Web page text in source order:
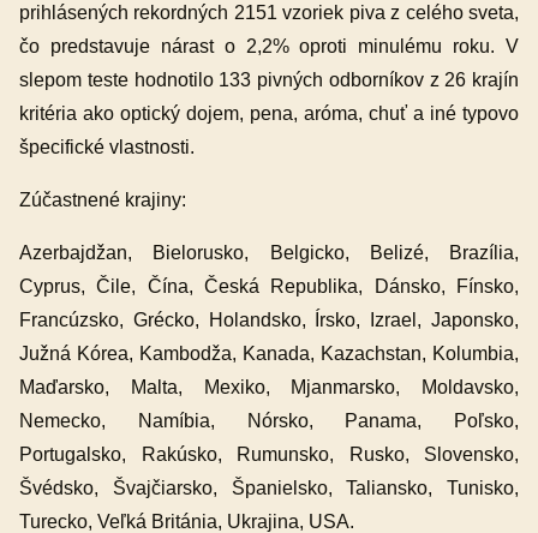
prihlásených rekordných 2151 vzoriek piva z celého sveta,
čo predstavuje nárast o 2,2% oproti minulému roku. V
slepom teste hodnotilo 133 pivných odborníkov z 26 krajín
kritéria ako optický dojem, pena, aróma, chuť a iné typovo
špecifické vlastnosti.
Zúčastnené krajiny:
Azerbajdžan, Bielorusko, Belgicko, Belizé, Brazília,
Cyprus, Čile, Čína, Česká Republika, Dánsko, Fínsko,
Francúzsko, Grécko, Holandsko, Írsko, Izrael, Japonsko,
Južná Kórea, Kambodža, Kanada, Kazachstan, Kolumbia,
Maďarsko, Malta, Mexiko, Mjanmarsko, Moldavsko,
Nemecko, Namíbia, Nórsko, Panama, Poľsko,
Portugalsko, Rakúsko, Rumunsko, Rusko, Slovensko,
Švédsko, Švajčiarsko, Španielsko, Taliansko, Tunisko,
Turecko, Veľká Británia, Ukrajina, USA.